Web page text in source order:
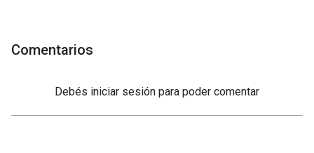
Comentarios
Debés iniciar sesión para poder comentar